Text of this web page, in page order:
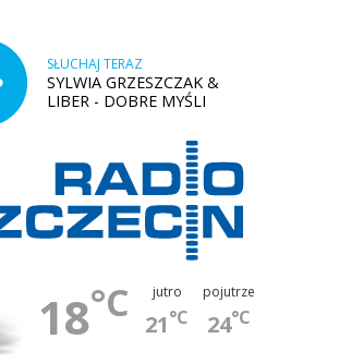
SŁUCHAJ TERAZ
SYLWIA GRZESZCZAK &
LIBER - DOBRE MYŚLI
18°C jutro
21°C
pojutrze
24°C